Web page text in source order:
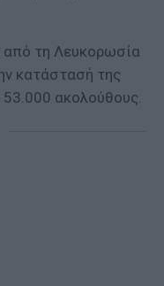
από τη Λευκορωσία
κατάστασή της
ακολούθους.